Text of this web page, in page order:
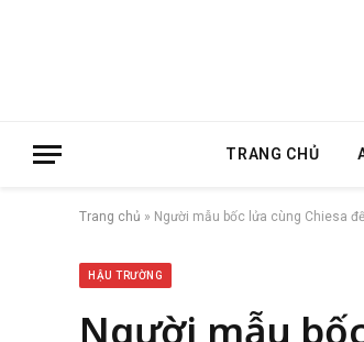
TRANG CHỦ
Trang chủ » Người mẫu bốc lửa cùng Chiesa
HẬU TRƯỜNG
Người mẫu